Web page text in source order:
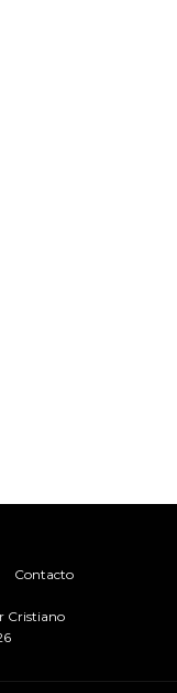
Contacto
Cristiano